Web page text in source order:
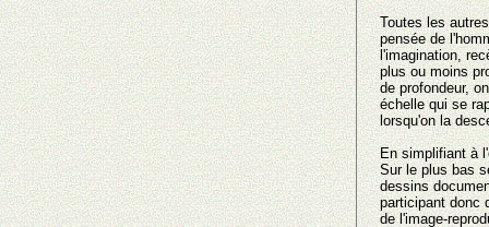
Toutes les
pensée de
l'imagination,
plus οu moins
de profondeur,
échelle qui se
lorsqu'οn la
En simplifiant à
Sur le plus bas
dessins
participant donc
de l'image-